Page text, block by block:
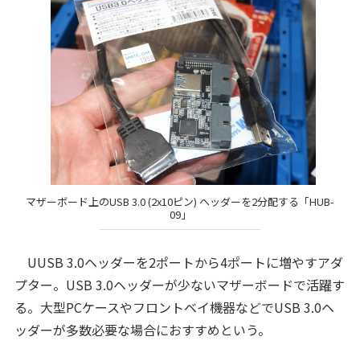
マザーボード上のUSB 3.0 (2x10ピン) ヘッダーを2分配する「HUB-
09」
UUSB 3.0ヘッダーを2ポートから4ポートに増やすアダ
プター。USB 3.0ヘッダーが少ないマザーボードで活躍す
る。大型PCケースやフロントベイ機器などでUSB 3.0ヘ
ッダーが多数必要な場合におすすめという。